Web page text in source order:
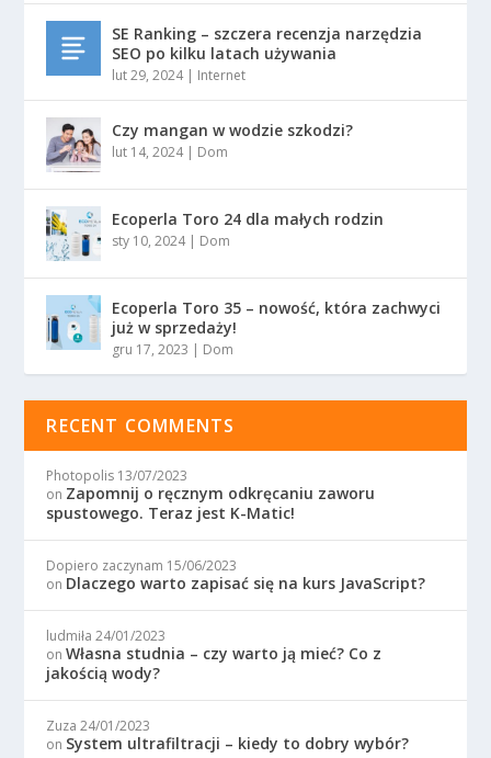
SE Ranking – szczera recenzja narzędzia
SEO po kilku latach używania
lut 29, 2024| Internet
Czy mangan w wodzie szkodzi?
lut 14, 2024| Dom
Ecoperla Toro 24 dla małych rodzin
sty 10, 2024| Dom
Ecoperla Toro 35 – nowość, która zachwyci
już w sprzedaży!
gru 17, 2023 | Dom
RECENT COMMENTS
Photopolis 13/07/2023
on Zapomnij o ręcznym odkręcaniu zaworu
spustowego. Teraz jest K-Matic!
Dopiero zaczynam 15/06/2023
on Dlaczego warto zapisać się na kurs JavaScript?
ludmiła 24/01/2023
onWłasna studnia – czy warto ją mieć? Co z
jakością wody?
Zuza 24/01/2023
on System ultrafiltracji – kiedy to dobry wybór?